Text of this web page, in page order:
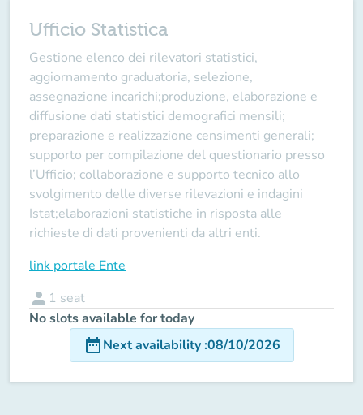
Ufficio Statistica
Gestione elenco dei rilevatori statistici,
aggiornamento graduatoria, selezione,
assegnazione incarichi;produzione, elaborazione e
diffusione dati statistici demografici mensili;
preparazione e realizzazione censimenti generali;
supporto per compilazione del questionario presso
l’Ufficio; collaborazione e supporto tecnico allo
svolgimento delle diverse rilevazioni e indagini
Istat;elaborazioni statistiche in risposta alle
richieste di dati provenienti da altri enti.
link portale Ente
person 1 seat
No slots available for today
date_rangeNext availability:08/10/2026